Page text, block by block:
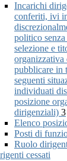
Incarichi
conferiti, ivi
politico
selezione e
pubblicare in
seguenti
individuati
posizione
dirigenziali) 3
Elenco
Posti di
Ruolo
cessati